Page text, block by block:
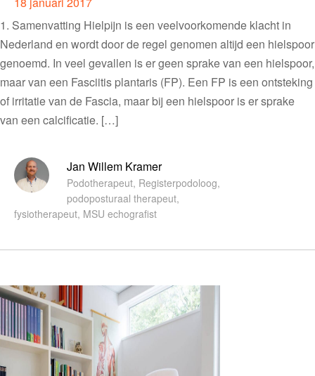
1. Samenvatting Hielpijn is een veelvoorkomende klacht in
Nederland en wordt door de regel genomen altijd een hielspoor
genoemd. In veel gevallen is er geen sprake van een hielspoor,
maar van een Fasciitis plantaris (FP). Een FP is een ontsteking
of irritatie van de Fascia, maar bij een hielspoor is er sprake
van een calcificatie. […]
Jan Willem Kramer
Podotherapeut, Registerpodoloog,
podoposturaal therapeut,
fysiotherapeut, MSU echografist